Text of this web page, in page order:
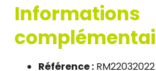
Informations
Référence : RM22032022